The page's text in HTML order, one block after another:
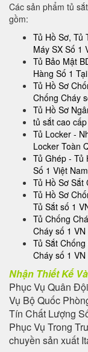
Các sản phẩm tủ
gồm:
Tủ Hồ Sơ, Tủ
Máy SX Số 1
Tủ Bảo Mật
Hàng Số 1
Tủ Hồ Sơ
Chống Cháy
Tủ Hồ Sơ
tủ sắt cao
Tủ Locker -
Locker Toàn
Tủ Ghép - Tủ
Số 1 Việt Nam
Tủ Hồ Sơ Sắt
Tủ Hồ Sơ
Tủ Sắt số 1
Tủ Chống
Cháy số 1 VN
Tủ Sắt
Cháy số 1 VN
Nhận Thiết Kế
Phục Vụ Quân
Vụ Bộ Quốc
Tín Chất Lượng
Phục Vụ Trong
chuyền sản xuất